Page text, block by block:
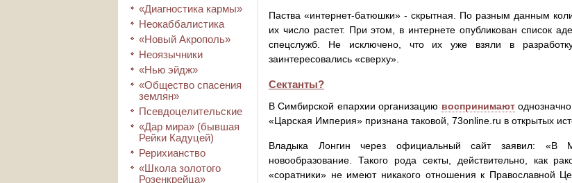
«Диагностика кармы»
Неокаббалистика
«Новый Акрополь»
Неоязычники
«Нью эйдж»
«Общество спасения
землян»
Псевдоцелительские
«Дар мира» (бывшая
Рейки Кадуцей)
Рерихианство
«Школа золотого
Розенкрейца»
Паства «интернет-батюшки» - скрытная. По разным данным
их число растет. При этом, в интернете опубликован список
спецслужб. Не исключено, что их уже взяли в
заинтересовались «сверху».
Сектанты?
В Симбирской епархии организацию воспринимаютоднозначно
«Царская Империя» признана таковой, 73online.ru в открытых
Владыка Лонгин через официальный сайт заявил: «В
новообразование. Такого рода секты, действительно, как
«соратники» не имеют никакого отношения к Православной